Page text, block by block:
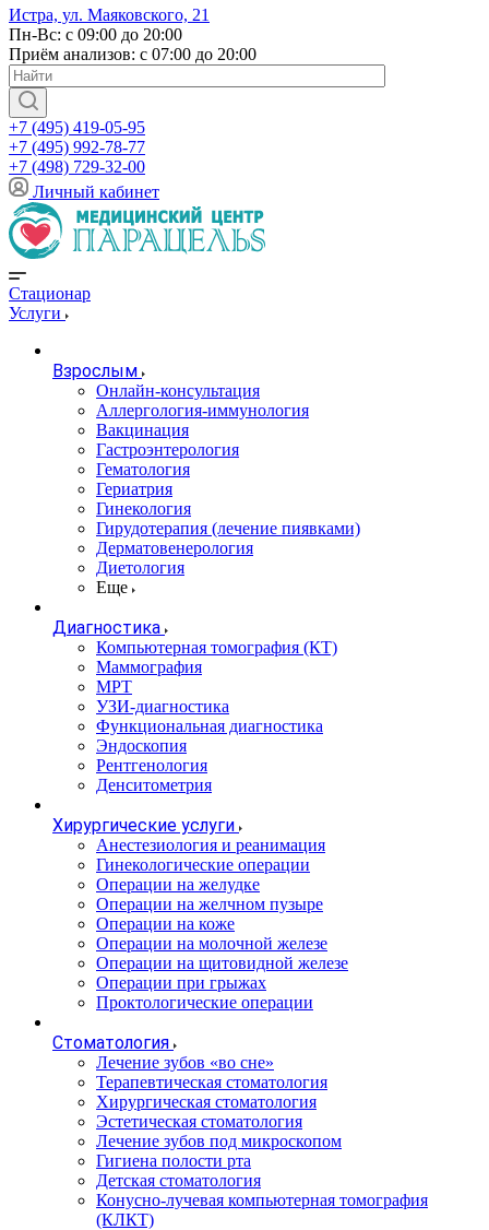
Истра, ул. Маяковского, 21
Пн-Вс: с 09:00 до 20:00
Приём анализов: с 07:00 до 20:00
+7 (495) 419-05-95
+7 (495) 992-78-77
+7 (498) 729-32-00
Личный кабинет
Стационар
Услуги
Взрослым
Онлайн-консультация
Аллергология-иммунология
Вакцинация
Гастроэнтерология
Гематология
Гериатрия
Гинекология
Гирудотерапия (лечение пиявками)
Дерматовенерология
Диетология
Еще
Диагностика
Компьютерная томография (КТ)
Маммография
МРТ
УЗИ-диагностика
Функциональная диагностика
Эндоскопия
Рентгенология
Денситометрия
Хирургические услуги
Анестезиология и реанимация
Гинекологические операции
Операции на желудке
Операции на желчном пузыре
Операции на коже
Операции на молочной железе
Операции на щитовидной железе
Операции при грыжах
Проктологические операции
Стоматология
Лечение зубов «во сне»
Терапевтическая стоматология
Хирургическая стоматология
Эстетическая стоматология
Лечение зубов под микроскопом
Гигиена полости рта
Детская стоматология
Конусно-лучевая компьютерная томография
(КЛКТ)